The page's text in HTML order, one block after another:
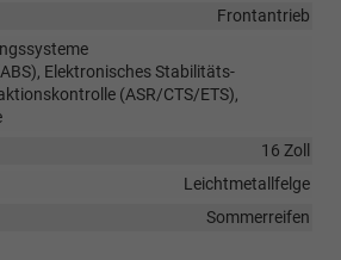
Frontantrieb
Elektronisches Stabilitäts-
(ASR/CTS/ETS),
16 Zoll
Leichtmetallfelge
Sommerreifen